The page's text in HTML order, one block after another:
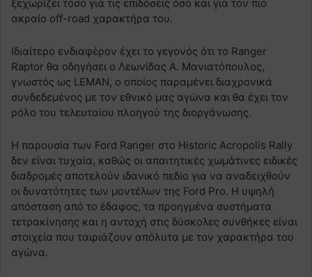
ξεχωρίζει τόσο για τις επιδόσεις όσο και για τον πιο
ακραίο off-road χαρακτήρα του.
Ιδιαίτερο ενδιαφέρον έχει το γεγονός ότι το Ranger
Raptor θα οδηγήσει ο Λεωνίδας Α. Μανιατόπουλος,
γνωστός ως LEMAN, ο οποίος παραμένει διαχρονικά
συνδεδεμένος με τον εθνικό μας αγώνα και θα έχει τον
ρόλο του τελευταίου πλοηγού της διοργάνωσης.
Η παρουσία των Ford Ranger στο Historic Acropolis Rally
δεν είναι τυχαία, καθώς οι απαιτητικές χωμάτινες ειδικές
διαδρομές αποτελούν ιδανικό πεδίο για να αναδειχθούν
οι δυνατότητες των μοντέλων της Ford Pro. Η υψηλή
απόσταση από το έδαφος, τα προηγμένα συστήματα
τετρακίνησης και η αντοχή στις δύσκολες συνθήκες είναι
στοιχεία που ταιριάζουν απόλυτα με τον χαρακτήρα του
αγώνα.